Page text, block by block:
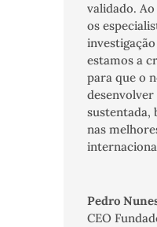
validado.
os
estamos a
para que o
sustentada,
nas
Pedro
CEO